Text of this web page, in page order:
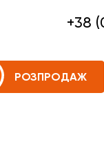
+38
РОЗПРОДАЖ